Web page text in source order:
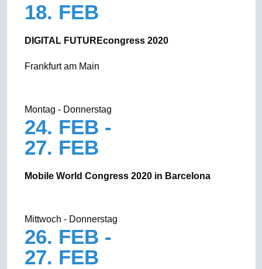
18. FEB
DIGITAL FUTUREcongress 2020
Frankfurt am Main
Montag - Donnerstag
24. FEB -
27. FEB
Mobile World Congress 2020 in Barcelona
Mittwoch - Donnerstag
26. FEB -
27. FEB